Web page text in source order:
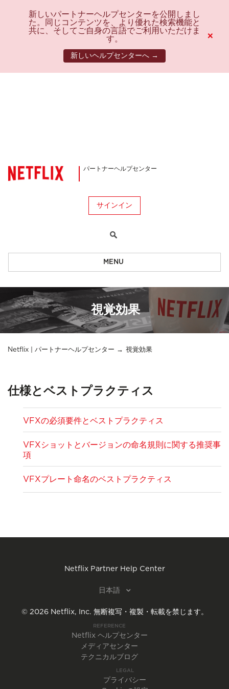
新しいパートナーヘルプセンターを公開しまし
た。同じコンテンツを、より優れた検索機能と
共に、そしてご自身の言語でご利用いただけま
す。
新しいヘルプセンターへ →
×
パートナーヘルプセンター
サインイン
MENU
視覚効果
Netflix | パートナーヘルプセンター 視覚効果
仕様とベストプラクティス
VFXの必須要件とベストプラクティス
VFXショットとバージョンの命名規則に関する推奨事
項
VFXプレート命名のベストプラクティス
Netflix Partner Help Center
日本語
© 2026Netflix, Inc. 無断複写・複製・転載を禁じます。
REFERENCE
Netflix ヘルプセンター
メディアセンター
テクニカルブログ
LEGAL
プライバシー